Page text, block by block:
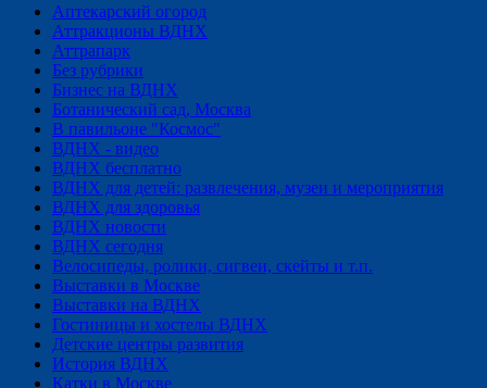
Аптекарский огород
Аттракционы ВДНХ
Аттрапарк
Без рубрики
Бизнес на ВДНХ
Ботанический сад, Москва
В павильоне "Космос"
ВДНХ - видео
ВДНХ бесплатно
ВДНХ для детей: развлечения, музеи и мероприятия
ВДНХ для здоровья
ВДНХ новости
ВДНХ сегодня
Велосипеды, ролики, сигвеи, скейты и т.п.
Выставки в Москве
Выставки на ВДНХ
Гостиницы и хостелы ВДНХ
Детские центры развития
История ВДНХ
Катки в Москве